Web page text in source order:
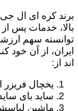
برند کره ای ال
بالا، خدمات پس
توانسته سهم
ایران، از آن خود
اند از:
یخچال
ساید بای
ماشین